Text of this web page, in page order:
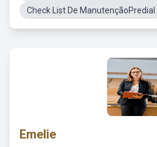
Check List De ManutençãoPredial
Emelie